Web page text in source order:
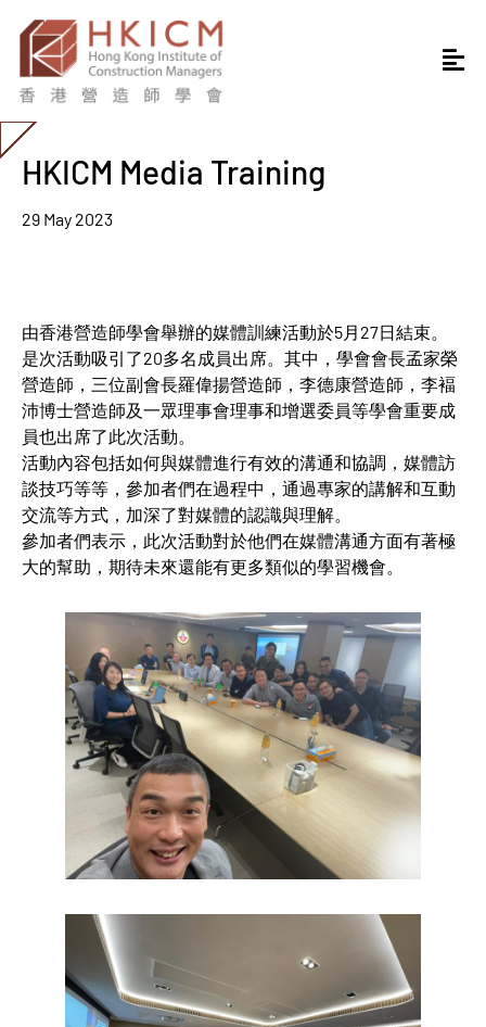
HKICM Media Training
29 May 2023
由香港營造師學會舉辦的媒體訓練活動於5月27日結束。
是次活動吸引了20多名成員出席。其中，學會會長孟家榮
營造師，三位副會長羅偉揚營造師，李德康營造師，李褔
沛博士營造師及一眾理事會理事和增選委員等學會重要成
員也出席了此次活動。
活動內容包括如何與媒體進行有效的溝通和協調，媒體訪
談技巧等等，參加者們在過程中，通過專家的講解和互動
交流等方式，加深了對媒體的認識與理解。
參加者們表示，此次活動對於他們在媒體溝通方面有著極
大的幫助，期待未來還能有更多類似的學習機會。